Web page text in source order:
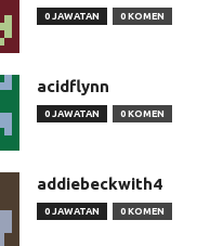
0 JAWATAN 0 KOMEN
acidflynn
0 JAWATAN 0 KOMEN
addiebeckwith4
0 JAWATAN 0 KOMEN